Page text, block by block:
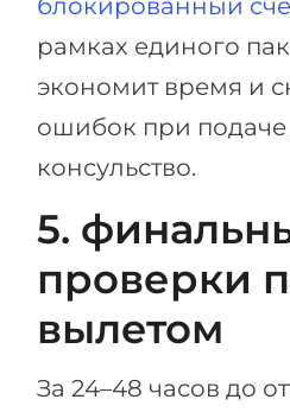
рамках единого
экономит время и
ошибок при подаче
консульство.
5.
проверки
вылетом
За 24–48 часов до